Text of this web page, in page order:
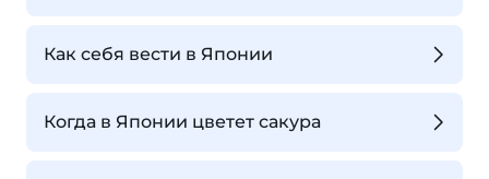
Как себя вести в Японии
Когда в Японии цветет сакура